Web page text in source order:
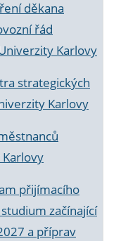
děkana
řád
Karlovy
strategických
Karlovy
přijímacího
začínající
a příprav